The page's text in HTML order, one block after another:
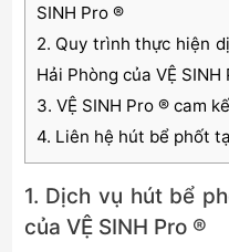
SINH Pro ®
2. Quy trình thực hiện
Hải Phòng của VỆ SINH
3. VỆ SINH Pro ® cam
4. Liên hệ hút bể phốt
1. Dịch vụ hút bể
của VỆ SINH Pro ®